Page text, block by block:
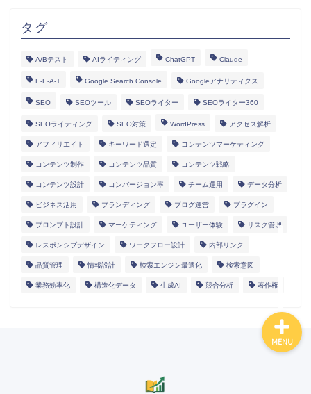
タグ
A/Bテスト AIライティング ChatGPT Claude
E-E-A-T Google Search Console Googleアナリティクス
SEO SEOツール SEOライター SEOライター360
SEOライティング SEO対策 WordPress アクセス解析
アフィリエイト キーワード選定 コンテンツマーケティング
コンテンツ制作 コンテンツ品質 コンテンツ戦略
コンテンツ設計 コンバージョン率 チーム運用 データ分析
ビジネス活用 ブランディング ブログ運営 プラグイン
プロンプト設計 マーケティング ユーザー体験 リスク管理
レスポンシブデザイン ワークフロー設計 内部リンク
品質管理 情報設計 検索エンジン最適化 検索意図
業務効率化 構造化データ 生成AI 競合分析 著作権
MENU
HOME
ランディングページ
マニュアル
導入事例